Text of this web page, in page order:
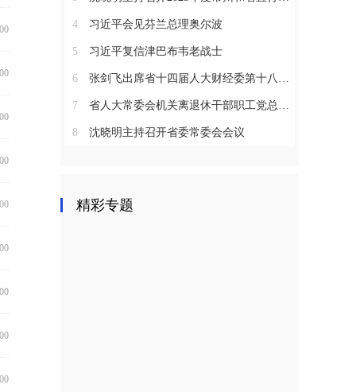
4 习近平会见芬兰总理奥尔波
5 习近平复信津巴布韦老战士
6 张剑飞出席省十四届人大财经委第十八次全体会议
7 省人大常委会机关离退休干部职工党总支召开2025年度总结表彰大会
8 沈晓明主持召开省委常委会会议
精彩专题